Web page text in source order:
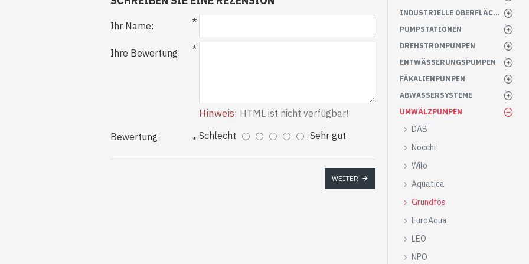
Ihr Name:
Ihre Bewertung:
Hinweis: HTML ist nicht verfügbar!
Bewertung
Schlecht Sehr gut
WEITER
INDUSTRIELLE OBERFLÄCHENPUMPEN
PUMPSTATIONEN
DREHSTROMPUMPEN
ENTWÄSSERUNGSPUMPEN
FÄKALIENPUMPEN
ABWASSERSYSTEME
UMWÄLZPUMPEN
DAB
Nocchi
Wilo
Aquatica
Grundfos
EuroAqua
LEO
NPO